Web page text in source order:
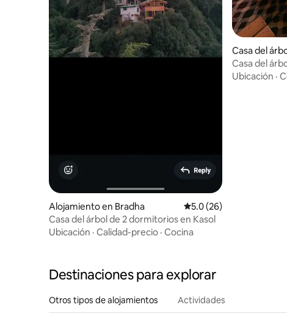
Alojamiento en Bradha Calificación promedio:
5.0 (26)
Casa del árbol de 2 dormitorios en Kasol
Ubicación · Calidad-precio · Cocina
Casa del
Casa del
Ubicación ·
Destinaciones para explorar
Otros tipos de alojamientos Actividades